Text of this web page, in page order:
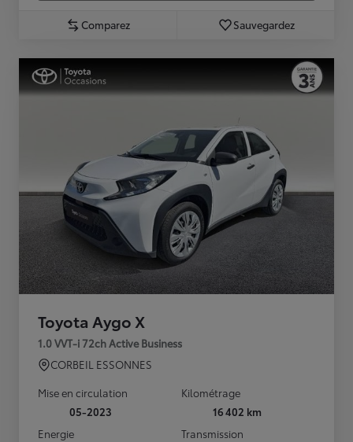
Comparez Sauvegardez
Toyota Aygo X
1.0 VVT-i 72ch Active Business
CORBEIL ESSONNES
Mise en circulation
05-2023
Kilométrage
16 402 km
Energie
Transmission